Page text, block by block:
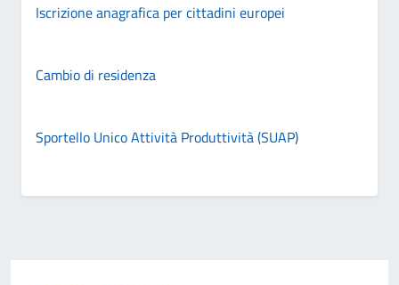
Iscrizione anagrafica per cittadini europei
Cambio di residenza
Sportello Unico Attività Produttività (SUAP)